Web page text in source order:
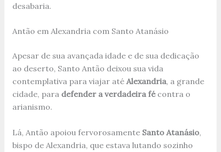
desabaria.
Antão em Alexandria com Santo Atanásio
Apesar de sua avançada idade e de sua dedicação
ao deserto, Santo Antão deixou sua vida
contemplativa para viajar até Alexandria, a grande
cidade, para defender a verdadeira fécontra o
arianismo.
Lá, Antão apoiou fervorosamente Santo Atanásio,
bispo de Alexandria, que estava lutando sozinho